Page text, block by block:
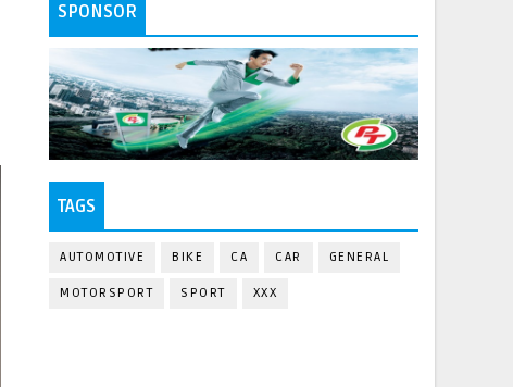
SPONSOR
TAGS
AUTOMOTIVE BIKE CA CAR GENERAL
MOTORSPORT SPORT XXX